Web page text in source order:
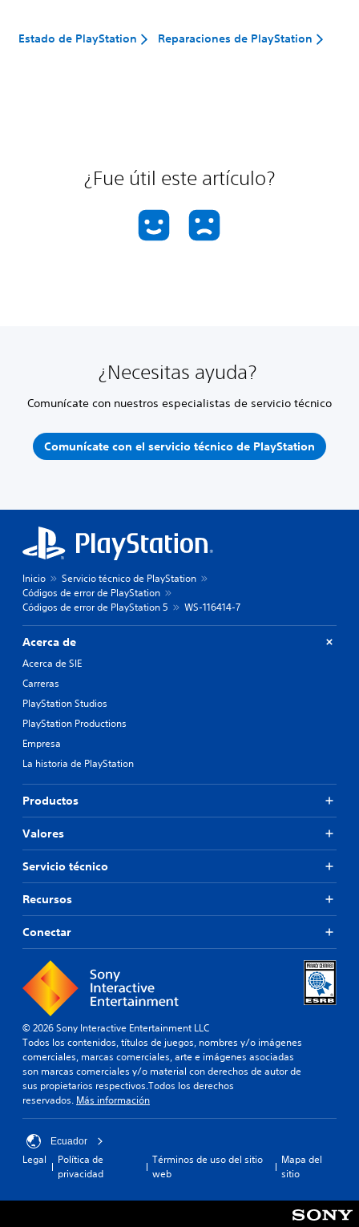
Estado de PlayStation Reparaciones de PlayStation
¿Fue útil este artículo?
¿Necesitas ayuda?
Comunícate con nuestros especialistas de servicio técnico
Comunícate con el servicio técnico de PlayStation
Inicio
Servicio técnico de PlayStation
Códigos de error de PlayStation
Códigos de error de PlayStation 5
WS-116414-7
Acerca de
Acerca de SIE
Carreras
PlayStation Studios
PlayStation Productions
Empresa
La historia de PlayStation
Productos
Valores
Servicio técnico
Recursos
Conectar
© 2026 Sony Interactive Entertainment LLC
Todos los contenidos, títulos de juegos, nombres y/o imágenes
comerciales, marcas comerciales, arte e imágenes asociadas
son marcas comerciales y/o material con derechos de autor de
sus propietarios respectivos.Todos los derechos
reservados. Más información
Ecuador
Legal
Política de
privacidad
Términos de uso del sitio
web
Mapa del
sitio